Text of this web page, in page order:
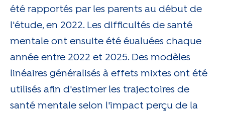
été rapportés par les parents au début de
l'étude, en 2022. Les difficultés de santé
mentale ont ensuite été évaluées chaque
année entre 2022 et 2025. Des modèles
linéaires généralisés à effets mixtes ont été
utilisés afin d'estimer les trajectoires de
santé mentale selon l'impact perçu de la